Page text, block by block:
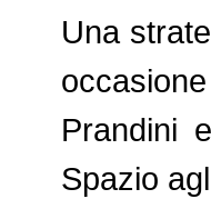
Una
Prandini
Spazio